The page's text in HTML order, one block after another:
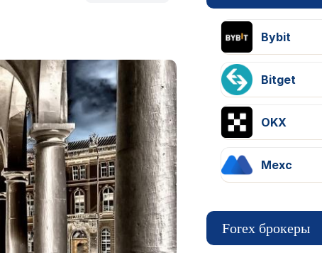
Bybit
Bitget
OKX
Mexc
Forex брокеры